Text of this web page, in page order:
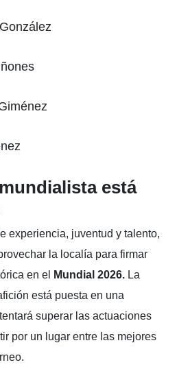
está
experiencia, juventud y talento,
la localía para firmar
en el
Mundial 2026. La
está puesta en una
superar las actuaciones
por un lugar entre las mejores